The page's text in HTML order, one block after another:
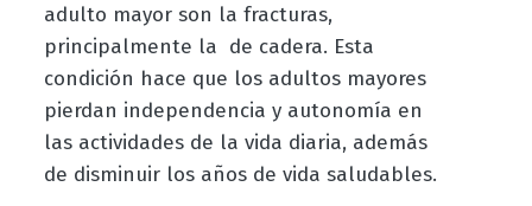
adulto mayor son la fracturas,
principalmente la de cadera. Esta
condición hace que los adultos mayores
pierdan independencia y autonomía en
las actividades de la vida diaria, además
de disminuir los años de vida saludables.